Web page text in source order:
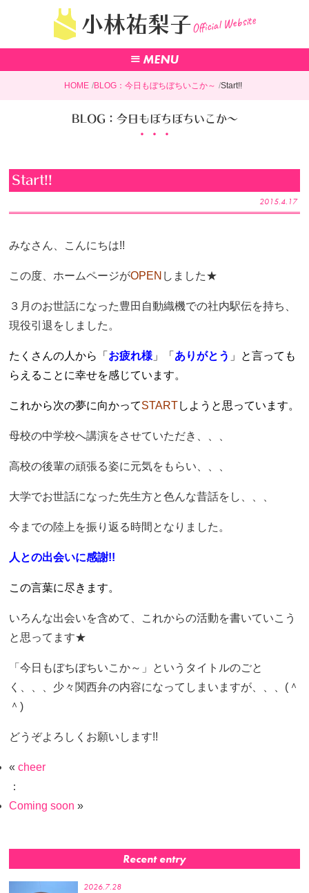
小林祐梨子Official Website
HOME BLOG：今日もぼちぼちいこか～ Start!!
BLOG：今日もぼちぼちいこか～
Start!!
2015.4.17
みなさん、こんにちは!!
この度、ホームページがOPEN しました★
３月のお世話になった豊田自動織機での社内駅伝を持ち、
現役引退をしました。
たくさんの人から「 お疲れ様 」「 ありがとう 」と言っても
らえることに幸せを感じています。
これから次の夢に向かってSTARTしようと思っています。
母校の中学校へ講演をさせていただき、、、
高校の後輩の頑張る姿に元気をもらい、、、
大学でお世話になった先生方と色んな昔話をし、、、
今までの陸上を振り返る時間となりました。
人との出会いに感謝!!
この言葉に尽きます。
いろんな出会いを含めて、これからの活動を書いていこう
と思ってます★
「今日もぼちぼちいこか～」というタイトルのごと
く、、、少々関西弁の内容になってしまいますが、、、(＾
＾)
どうぞよろしくお願いします!!
«cheer
：
Coming soon »
Recent entry
2026.7.28